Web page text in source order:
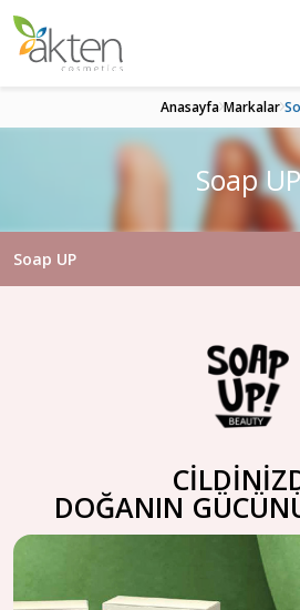
Soap UP
Anasayfa Markalar
Soap UP
DOĞANIN